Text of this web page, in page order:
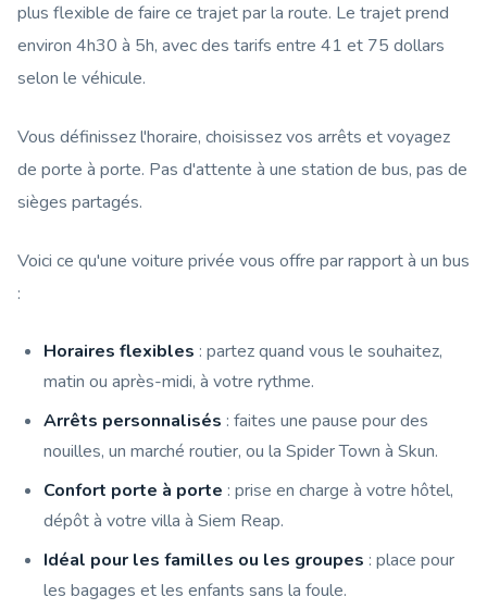
plus flexible de faire ce trajet par la route. Le trajet prend
environ 4h30 à 5h, avec des tarifs entre 41 et 75 dollars
selon le véhicule.
Vous définissez l'horaire, choisissez vos arrêts et voyagez
de porte à porte. Pas d'attente à une station de bus, pas de
sièges partagés.
Voici ce qu'une voiture privée vous offre par rapport à un bus
:
Horaires flexibles : partez quand vous le souhaitez,
matin ou après-midi, à votre rythme.
Arrêts personnalisés : faites une pause pour des
nouilles, un marché routier, ou la Spider Town à Skun.
Confort porte à porte : prise en charge à votre hôtel,
dépôt à votre villa à Siem Reap.
Idéal pour les familles ou les groupes : place pour
les bagages et les enfants sans la foule.